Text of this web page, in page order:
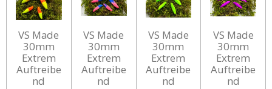
VS Made
30mm
Extrem
Auftreibe
nd
VS Made
30mm
Extrem
Auftreibe
nd
VS Made
30mm
Extrem
Auftreibe
nd
VS Made
30mm
Extrem
Auftreibe
nd